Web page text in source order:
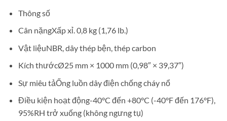
Thông số
Cân nặngXấp xỉ. 0,8 kg (1,76 lb.)
Vật liệuNBR, dây thép bện, thép carbon
Kích thướcØ25 mm × 1000 mm (0,98″ × 39,37″)
Sự miêu tảỐng luồn dây điện chống cháy nổ
Điều kiện hoạt động-40°C đến +80°C (-40°F đến 176°F),
95%RH trở xuống (không ngưng tụ)